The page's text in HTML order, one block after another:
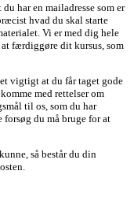
har en mailadresse som er
hvad du skal starte
Vi er med dig hele
færdiggøre dit kursus, som
vigtigt at du får taget gode
med rettelser om
til os, som du har
forsøg du må bruge for at
så består du din